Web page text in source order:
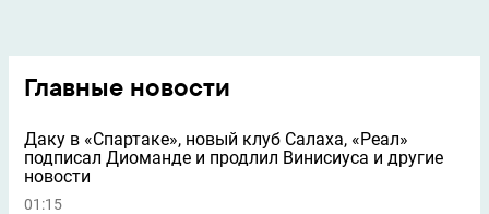
Главные новости
Даку в «Спартаке», новый клуб Салаха, «Реал»
подписал Диоманде и продлил Винисиуса и другие
новости
01:15